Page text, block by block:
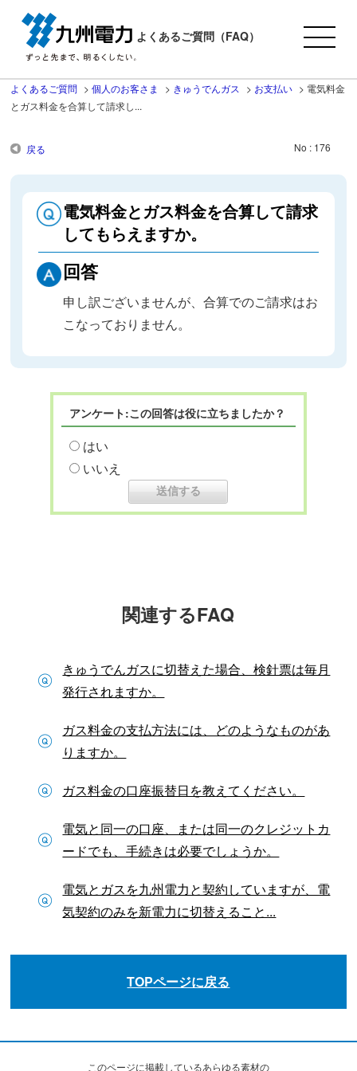
よくあるご質問（FAQ）
よくあるご質問 >個人のお客さま > きゅうでんガス > お支払い > 電気料金
とガス料金を合算して請求し...
戻る No : 176
電気料金とガス料金を合算して請求
してもらえますか。
回答
申し訳ございませんが、合算でのご請求はお
こなっておりません。
アンケート:この回答は役に立ちましたか？
はい
いいえ
関連するFAQ
きゅうでんガスに切替えた場合、検針票は毎月
発行されますか。
ガス料金の支払方法には、どのようなものがあ
りますか。
ガス料金の口座振替日を教えてください。
電気と同一の口座、または同一のクレジットカ
ードでも、手続きは必要でしょうか。
電気とガスを九州電力と契約していますが、電
気契約のみを新電力に切替えること...
TOPページに戻る
このページに掲載しているあらゆる素材の